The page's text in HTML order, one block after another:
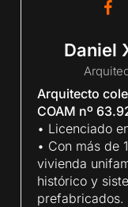
Daniel
Arquitecto
COAM nº
• Licenciado
• Con más de
vivienda
histórico y
prefabricados.